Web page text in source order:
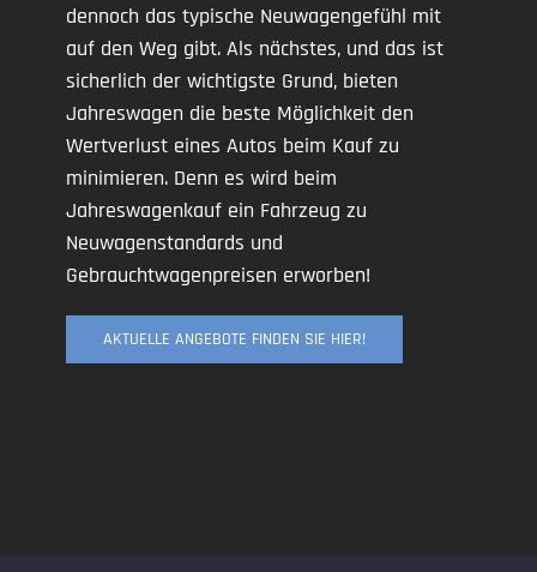
dennoch das typische Neuwagengefühl mit
auf den Weg gibt. Als nächstes, und das ist
sicherlich der wichtigste Grund, bieten
Jahreswagen die beste Möglichkeit den
Wertverlust eines Autos beim Kauf zu
minimieren. Denn es wird beim
Jahreswagenkauf ein Fahrzeug zu
Neuwagenstandards und
Gebrauchtwagenpreisen erworben!
AKTUELLE ANGEBOTE FINDEN SIE HIER!